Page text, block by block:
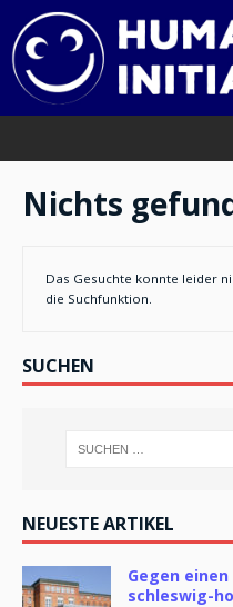
Nichts
Das Gesuchte konnte leider
die Suchfunktion.
SUCHEN
NEUESTE ARTIKEL
Gegen
schleswig-